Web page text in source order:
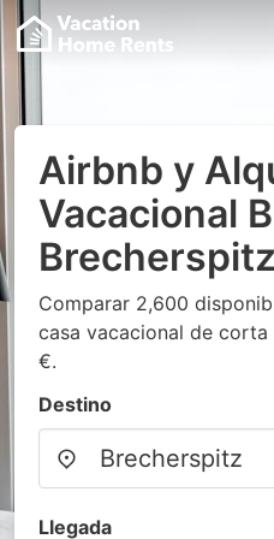
Airbnb y
Vacacional
Brecherspitz
Comparar 2,600
casa vacacional de
€.
Destino
Llegada